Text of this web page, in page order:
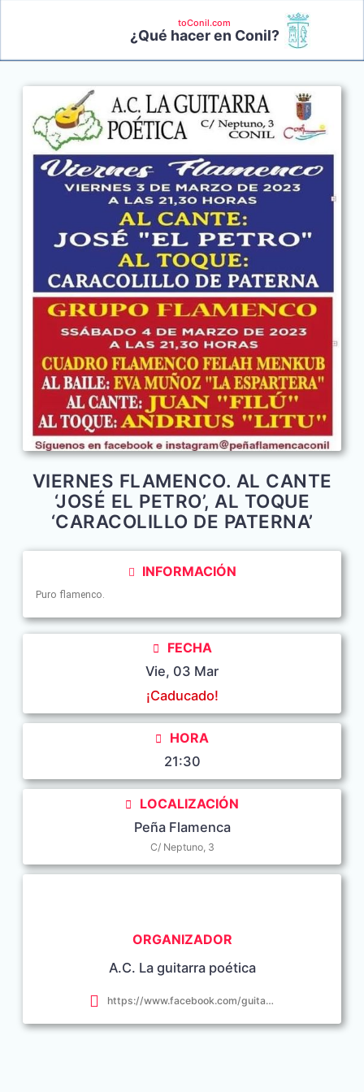
toConil.com
¿Qué hacer en Conil?
VIERNES FLAMENCO. AL CANTE
‘JOSÉ EL PETRO’, AL TOQUE
‘CARACOLILLO DE PATERNA’
INFORMACIÓN
Puro flamenco.
FECHA
Vie, 03 Mar
¡Caducado!
HORA
21:30
LOCALIZACIÓN
Peña Flamenca
C/ Neptuno, 3
ORGANIZADOR
A.C. La guitarra poética
https://www.facebook.com/guitarrapoetica.conil